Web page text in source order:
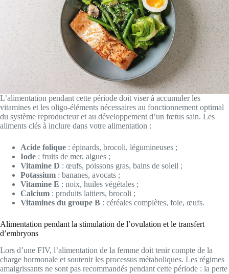
L’alimentation pendant cette période doit viser à accumuler les
vitamines et les oligo-éléments nécessaires au fonctionnement optimal
du système reproducteur et au développement d’un fœtus sain. Les
aliments clés à inclure dans votre alimentation :
Acide folique : épinards, brocoli, légumineuses ;
Iode : fruits de mer, algues ;
Vitamine D : œufs, poissons gras, bains de soleil ;
Potassium : bananes, avocats ;
Vitamine E : noix, huiles végétales ;
Calcium : produits laitiers, brocoli ;
Vitamines du groupe B : céréales complètes, foie, œufs.
Alimentation pendant la stimulation de l’ovulation et le transfert
d’embryons
Lors d’une FIV, l’alimentation de la femme doit tenir compte de la
charge hormonale et soutenir les processus métaboliques. Les régimes
amaigrissants ne sont pas recommandés pendant cette période : la perte